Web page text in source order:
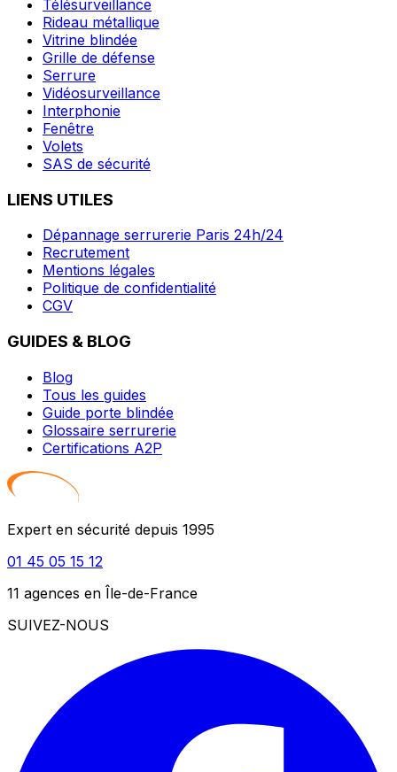
Télésurveillance
Rideau métallique
Vitrine blindée
Grille de défense
Serrure
Vidéosurveillance
Interphonie
Fenêtre
Volets
SAS de sécurité
LIENS UTILES
Dépannage serrurerie Paris 24h/24
Recrutement
Mentions légales
Politique de confidentialité
CGV
GUIDES & BLOG
Blog
Tous les guides
Guide porte blindée
Glossaire serrurerie
Certifications A2P
Expert en sécurité depuis 1995
01 45 05 15 12
11 agences en Île-de-France
SUIVEZ-NOUS